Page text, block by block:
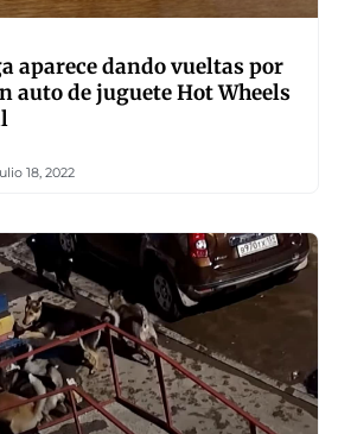
aparece dando vueltas por
auto de juguete Hot Wheels
18, 2022